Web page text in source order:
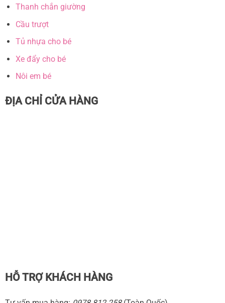
Thanh chắn giường
Cầu trượt
Tủ nhựa cho bé
Xe đẩy cho bé
Nôi em bé
ĐỊA CHỈ CỬA HÀNG
HỖ TRỢ KHÁCH HÀNG